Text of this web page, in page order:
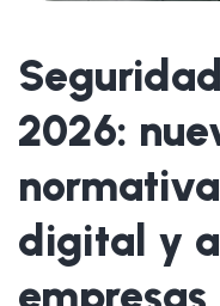
2026:
digital y
empresas